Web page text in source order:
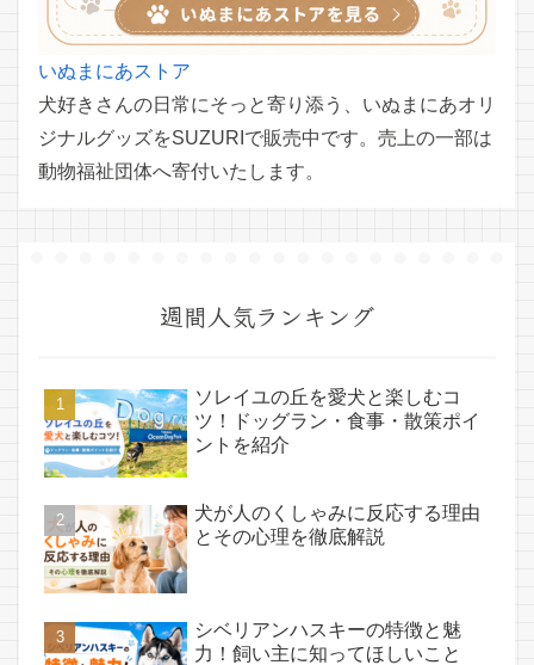
いぬまにあストア
犬好きさんの日常にそっと寄り添う、いぬまにあオリ
ジナルグッズをSUZURIで販売中です。売上の一部は
動物福祉団体へ寄付いたします。
週間人気ランキング
ソレイユの丘を愛犬と楽しむコ
ツ！ドッグラン・食事・散策ポイ
ントを紹介
犬が人のくしゃみに反応する理由
とその心理を徹底解説
シベリアンハスキーの特徴と魅
力！飼い主に知ってほしいこと